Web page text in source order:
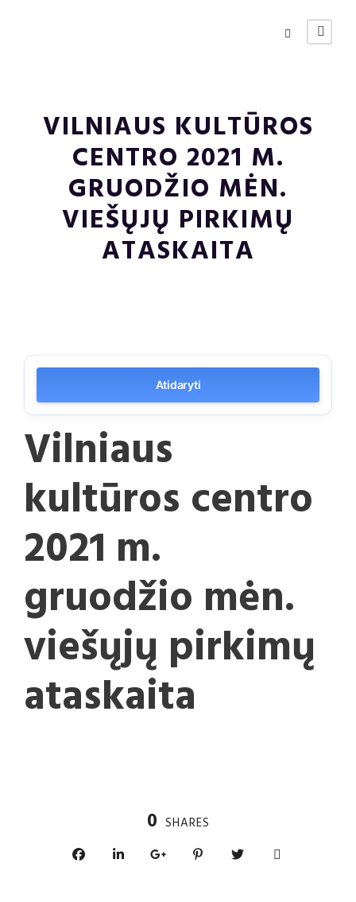
VILNIAUS KULTŪROS
CENTRO 2021 M.
GRUODŽIO MĖN.
VIEŠŲJŲ PIRKIMŲ
ATASKAITA
Atidaryti
Vilniaus
kultūros centro
2021 m.
gruodžio mėn.
viešųjų pirkimų
ataskaita
0 SHARES